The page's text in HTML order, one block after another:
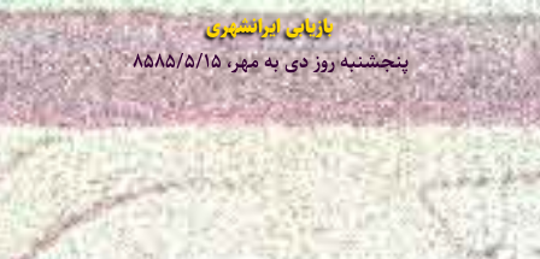
بازیابی ایرانشهری
پنجشنبه روز دی به مهر، ۸۵۸۵/۵/۱۵